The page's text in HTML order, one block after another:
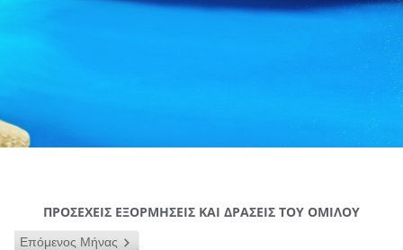
ΠΡΟΣΕΧΕΙΣ ΕΞΟΡΜΗΣΕΙΣ ΚΑΙ ΔΡΑΣΕΙΣ ΤΟΥ ΟΜΙΛΟΥ
Επόμενος Μήνας